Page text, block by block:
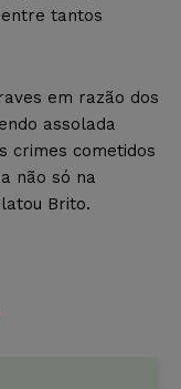
tantos
em razão dos
assolada
crimes cometidos
não só na
Brito.